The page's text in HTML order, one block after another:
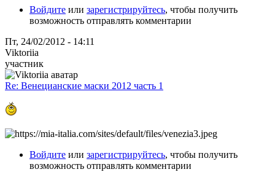
Войдите или зарегистрируйтесь, чтобы получить
возможность отправлять комментарии
Пт, 24/02/2012 - 14:11
Viktoriia
участник
Re: Венецианские маски 2012 часть 1
Войдите или зарегистрируйтесь, чтобы получить
возможность отправлять комментарии